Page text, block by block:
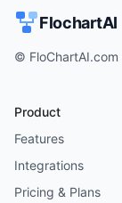
FlochartAI
©
Product
Features
Integrations
Pricing & Plans